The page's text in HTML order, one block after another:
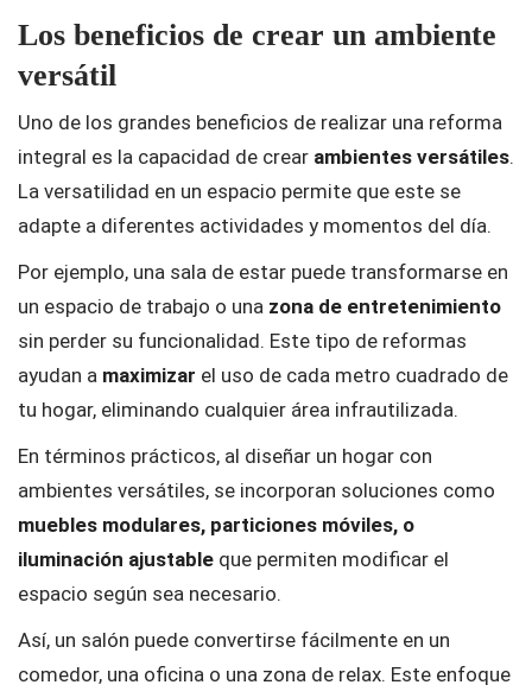
Los beneficios de crear un ambiente
versátil
Uno de los grandes beneficios de realizar una reforma
integral es la capacidad de crear ambientes versátiles.
La versatilidad en un espacio permite que este se
adapte a diferentes actividades y momentos del día.
Por ejemplo, una sala de estar puede transformarse en
un espacio de trabajo o una zona de entretenimiento
sin perder su funcionalidad. Este tipo de reformas
ayudan a maximizar el uso de cada metro cuadrado de
tu hogar, eliminando cualquier área infrautilizada.
En términos prácticos, al diseñar un hogar con
ambientes versátiles, se incorporan soluciones como
muebles modulares, particiones móviles, o
iluminación ajustable que permiten modificar el
espacio según sea necesario.
Así, un salón puede convertirse fácilmente en un
comedor, una oficina o una zona de relax. Este enfoque